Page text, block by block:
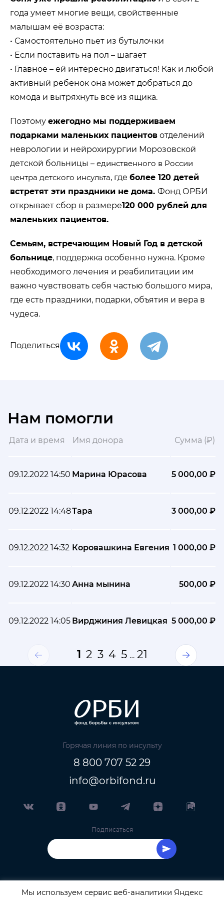
года умеет многие вещи, свойственные
малышам её возраста:
• Самостоятельно пьет из бутылочки
• Если поставить на пол – шагает
• Главное – ей интересно двигаться! Как и любой
активный ребенок она может добраться до
комода и вытряхнуть всё из ящика.
Поэтому ежегодно мы поддерживаем
подарками маленьких пациентов отделений
неврологии и нейрохирургии Морозовской
детской больницы – единственного в России
центра детского инсульта, где более 120 детей
встретят эти праздники не дома. Фонд ОРБИ
открывает сбор в размере120 000 рублей для
маленьких пациентов.
Семьям, встречающим Новый Год в детской
больнице, поддержка особенно нужна. Кроме
необходимого лечения и реабилитации им
важно чувствовать себя частью большого мира,
где есть праздники, подарки, объятия и вера в
чудеса.
Поделиться
Нам помогли
Дата и время Имя донора Сумма (₽)
09.12.2022 14:50 Марина Юрасова 5 000,00 ₽
09.12.2022 14:48Тара 3 000,00 ₽
09.12.2022 14:32 Коровашкина Евгения 1 000,00 ₽
09.12.2022 14:30 Анна мынина 500,00 ₽
09.12.2022 14:05 Вирджиния Левицкая 5 000,00 ₽
1 2 3 4 5 … 21
Горячая линия по инсульту
8 800 707 52 29
info@orbifond.ru
Подписаться
Мы используем сервис веб-аналитики Яндекс